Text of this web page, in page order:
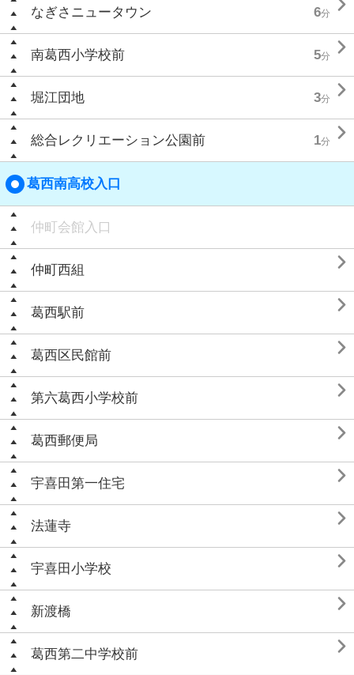
なぎさニュータウン 6分
南葛西小学校前 5分 
堀江団地 3分 
総合レクリエーション公園前 1分 
葛西南高校入口
仲町会館入口
仲町西組 
葛西駅前 
葛西区民館前 
第六葛西小学校前 
葛西郵便局 
宇喜田第一住宅 
法蓮寺 
宇喜田小学校 
新渡橋 
葛西第二中学校前 